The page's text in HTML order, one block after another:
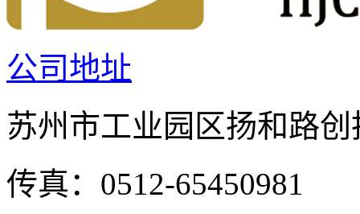
公司地址
苏州市工业园区扬和路
传真：0512-65450981